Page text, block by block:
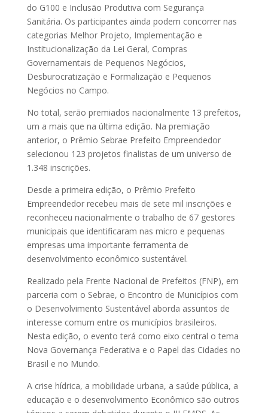
do G100 e Inclusão Produtiva com Segurança
Sanitária. Os participantes ainda podem concorrer nas
categorias Melhor Projeto, Implementação e
Institucionalização da Lei Geral, Compras
Governamentais de Pequenos Negócios,
Desburocratização e Formalização e Pequenos
Negócios no Campo.
No total, serão premiados nacionalmente 13 prefeitos,
um a mais que na última edição. Na premiação
anterior, o Prêmio Sebrae Prefeito Empreendedor
selecionou 123 projetos finalistas de um universo de
1.348 inscrições.
Desde a primeira edição, o Prêmio Prefeito
Empreendedor recebeu mais de sete mil inscrições e
reconheceu nacionalmente o trabalho de 67 gestores
municipais que identificaram nas micro e pequenas
empresas uma importante ferramenta de
desenvolvimento econômico sustentável.
Realizado pela Frente Nacional de Prefeitos (FNP), em
parceria com o Sebrae, o Encontro de Municípios com
o Desenvolvimento Sustentável aborda assuntos de
interesse comum entre os municípios brasileiros.
Nesta edição, o evento terá como eixo central o tema
Nova Governança Federativa e o Papel das Cidades no
Brasil e no Mundo.
A crise hídrica, a mobilidade urbana, a saúde pública, a
educação e o desenvolvimento Econômico são outros